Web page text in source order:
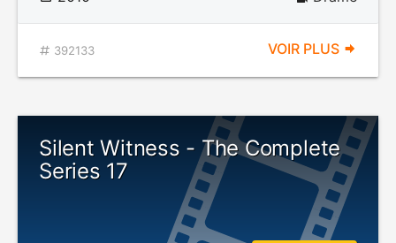
392133 VOIR PLUS
Silent Witness - The Complete
Series 17